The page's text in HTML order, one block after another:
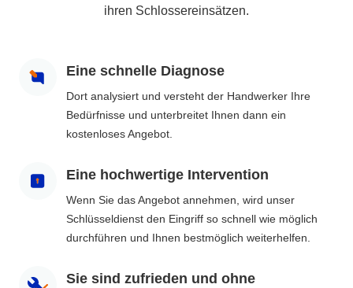
ihren Schlossereinsätzen.
Eine schnelle Diagnose
Dort analysiert und versteht der Handwerker Ihre
Bedürfnisse und unterbreitet Ihnen dann ein
kostenloses Angebot.
Eine hochwertige Intervention
Wenn Sie das Angebot annehmen, wird unser
Schlüsseldienst den Eingriff so schnell wie möglich
durchführen und Ihnen bestmöglich weiterhelfen.
Sie sind zufrieden und ohne